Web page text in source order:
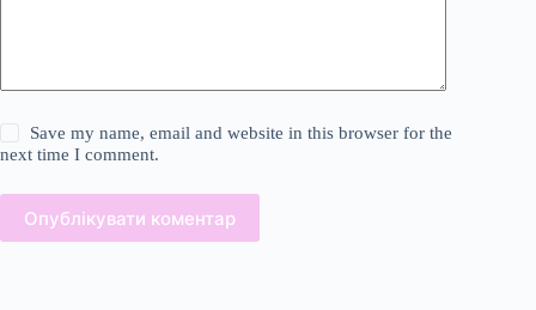
Save my name, email and website in this browser for the
next time I comment.
Опублікувати коментар